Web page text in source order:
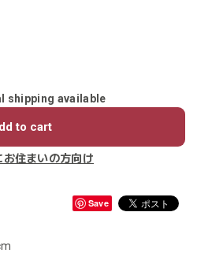
shipping available
to cart
お住まいの方向け
Save